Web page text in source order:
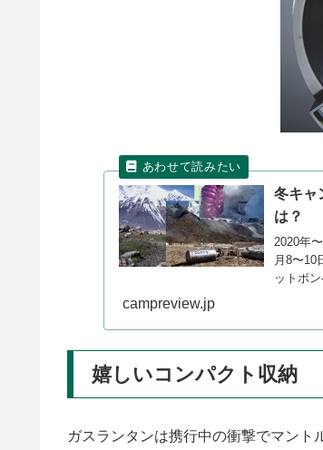
冬キャ
は？
2020年
月8〜10
ットボ
campreview.jp
嬉しいコンパクト収納
ガスランタンは携行中の衝撃でマン